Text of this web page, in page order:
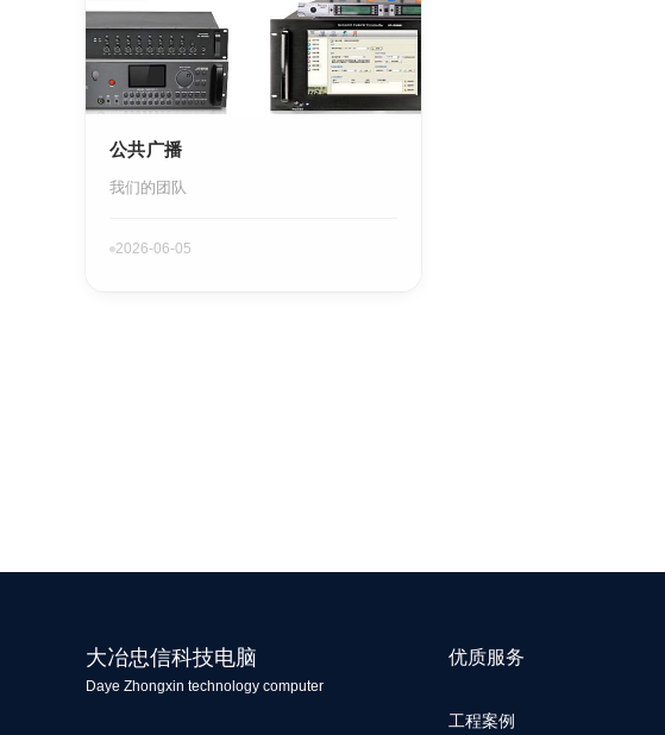
公共广播
我们的团队
2026-06-05
大冶忠信科技电脑
Daye Zhongxin technology computer
优质服务
工程案例